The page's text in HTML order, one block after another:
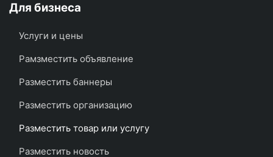
Для бизнеса
Услуги и цены
Рамзместить объявление
Разместить баннеры
Разместить организацию
Разместить товар или услугу
Разместить новость